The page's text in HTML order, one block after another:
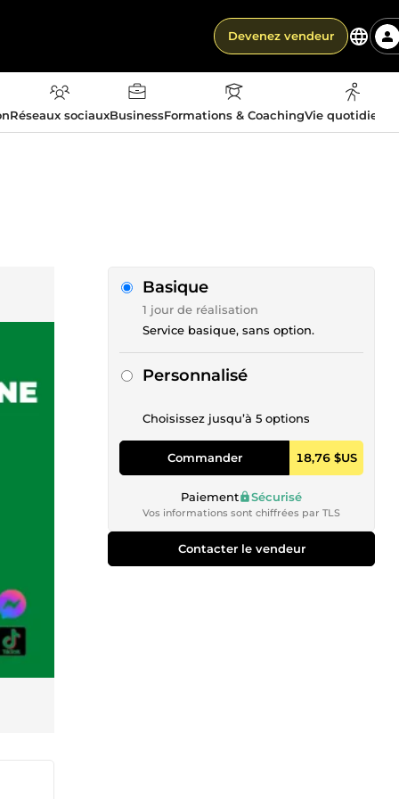
Devenez vendeur
Réseaux sociauxBusinessFormations & CoachingVie
Basique
1 jour de réalisation
Service basique, sans option.
Personnalisé
Choisissez jusqu’à 5 options
Commander 18,76 $US
Paiement Sécurisé
Vos informations sont chiffrées par TLS
Contacter le vendeur